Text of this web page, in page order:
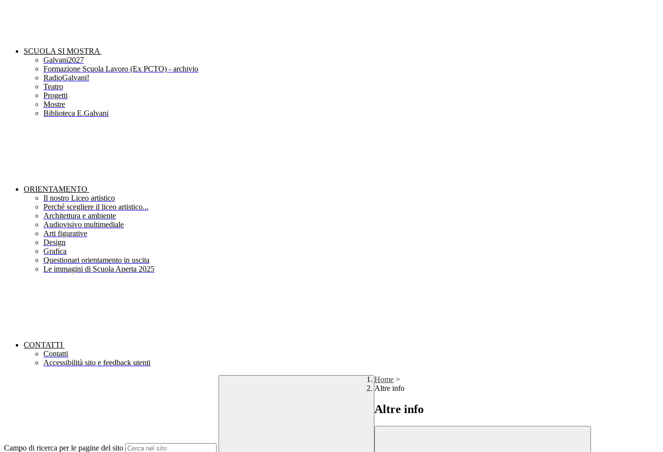
SCUOLA SI MOSTRA
Galvani2027
Formazione Scuola Lavoro (Ex PCTO) - archivio
RadioGalvani!
Teatro
Progetti
Mostre
Biblioteca E.Galvani
ORIENTAMENTO
Il nostro Liceo artistico
Perché scegliere il liceo artistico...
Architettura e ambiente
Audiovisivo multimediale
Arti figurative
Design
Grafica
Questionari orientamento in uscita
Le immagini di Scuola Aperta 2025
CONTATTI
Contatti
Accessibilità sito e feedback utenti
Campo di ricerca per le pagine del sito
Home >
Altre info
Altre info